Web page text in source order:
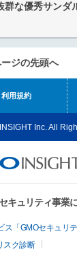
群な優秀サンダ
ジの先頭へ
利用規約
Inc. All
キュリティ事業
「GMOセキュリテ
スク診断